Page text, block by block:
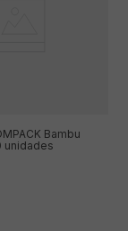
Bambu
unidades